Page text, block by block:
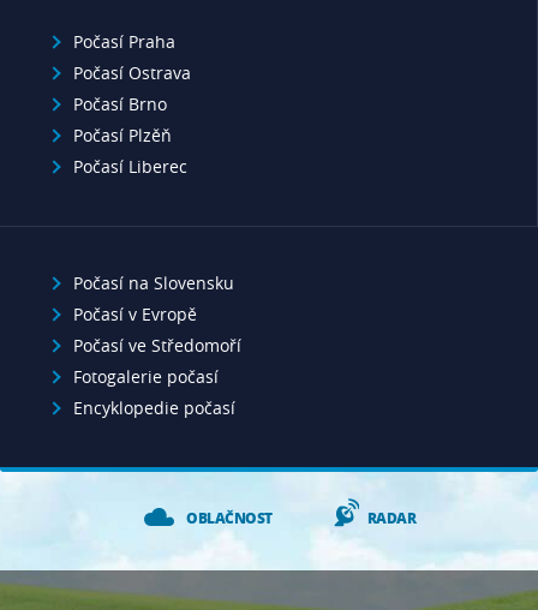
Počasí Praha
Počasí Ostrava
Počasí Brno
Počasí Plzěň
Počasí Liberec
Počasí na Slovensku
Počasí v Evropě
Počasí ve Středomoří
Fotogalerie počasí
Encyklopedie počasí
OBLAČNOST RADAR